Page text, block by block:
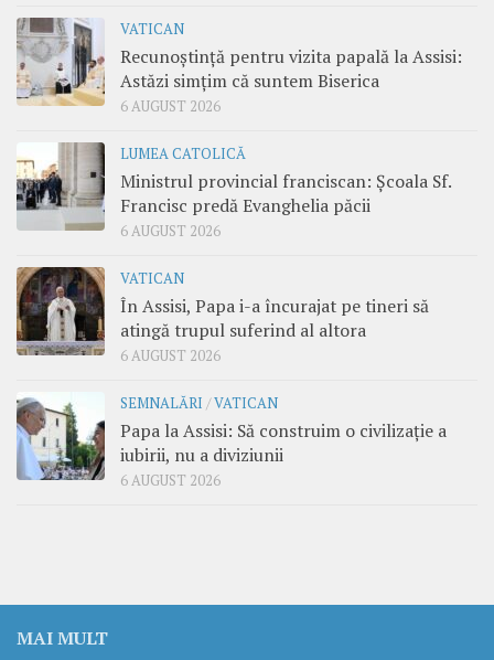
VATICAN
Recunoștință pentru vizita papală la Assisi:
Astăzi simțim că suntem Biserica
6 AUGUST 2026
LUMEA CATOLICĂ
Ministrul provincial franciscan: Școala Sf.
Francisc predă Evanghelia păcii
6 AUGUST 2026
VATICAN
În Assisi, Papa i-a încurajat pe tineri să
atingă trupul suferind al altora
6 AUGUST 2026
SEMNALĂRI /VATICAN
Papa la Assisi: Să construim o civilizație a
iubirii, nu a diviziunii
6 AUGUST 2026
MAI MULT